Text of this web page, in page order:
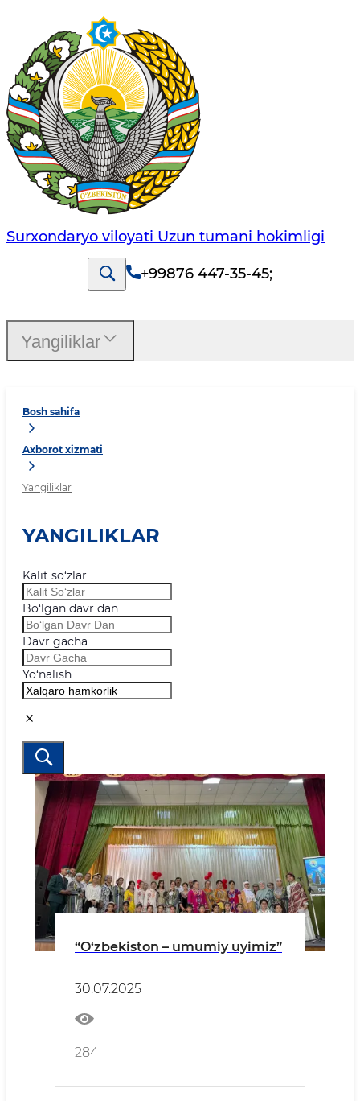
Surxondaryo viloyati Uzun tumani hokimligi
+99876 447-35-45;
Bosh sahifa
Axborot xizmati
Yangiliklar
YANGILIKLAR
Kalit so‘zlar
Bo‘lgan davr dan
Davr gacha
Yo‘nalish
“O‘zbekiston – umumiy uyimiz”
30.07.2025
284
Yangiliklar